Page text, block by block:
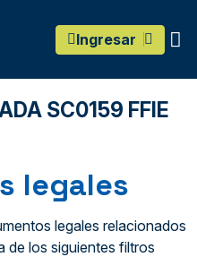
Ingresar
SC0159 FFIE
legales
legales relacionados
de los siguientes filtros